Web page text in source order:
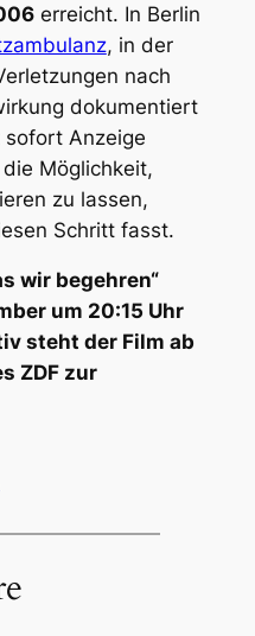
erreicht. In Berlin
, in der
nach
dokumentiert
Anzeige
Möglichkeit,
zu lassen,
Schritt fasst.
wir begehren“
um 20:15 Uhr
steht der Film ab
ZDF zur